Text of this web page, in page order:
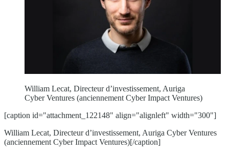
William Lecat, Directeur d’investissement, Auriga
Cyber Ventures (anciennement Cyber Impact Ventures)
[caption id="attachment_122148" align="alignleft" width="300"]
William Lecat, Directeur d’investissement, Auriga Cyber Ventures
(anciennement Cyber Impact Ventures)[/caption]